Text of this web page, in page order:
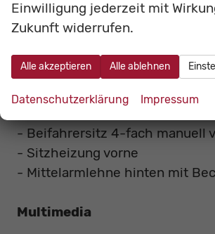
- Aschenbecher
- Ambientebeleuchtung
- 12V-Outlet
- 3x USB- Anschluss
- Elektrische Fensterheber
- Beifahrersitz 4-fach manuell
- Sitzheizung vorne
- Mittelarmlehne hinten mit
Multimedia
Einwilligung jederzeit mit
Zukunft widerrufen.
Alle akzeptieren Alle ablehnen
Datenschutzerklärung Impressum